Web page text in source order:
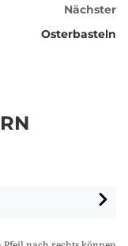
Nächster
Osterbasteln